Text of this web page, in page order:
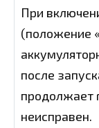
При
(положение
после
продолжает
неисправен.